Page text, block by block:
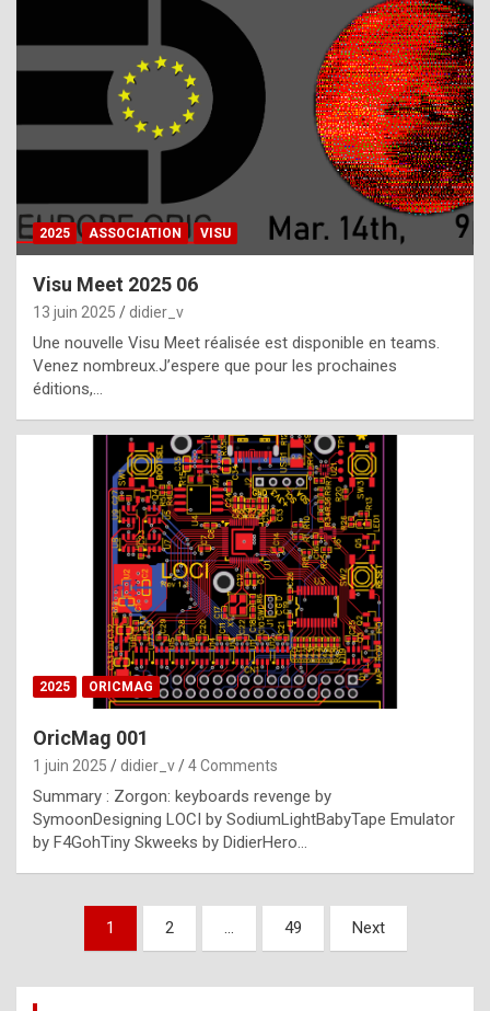
h
a
t
t
e
b
e
s
t
p
h
o
n
y
l
e
x
a
2025 ASSOCIATION VISU
Visu Meet 2025 06
13 juin 2025 didier_v
Une nouvelle Visu Meet réalisée est disponible en teams.
Venez nombreux.J’espere que pour les prochaines
éditions,…
2025 ORICMAG
OricMag 001
1 juin 2025 didier_v 4 Comments
Summary : Zorgon: keyboards revenge by
SymoonDesigning LOCI by SodiumLightBabyTape Emulator
by F4GohTiny Skweeks by DidierHero…
Pagination
publications
1 2 … 49 Next